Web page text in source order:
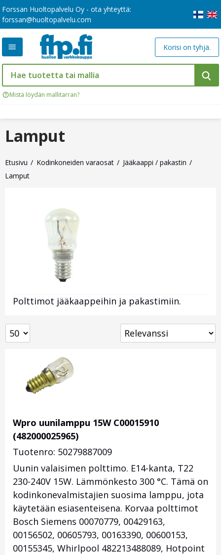
Forssan Huoltopalvelu Oy - ota yhteyttä:
forssan@huoltopalvelu.com
Mistä löydän mallitarran?
Korisi on tyhjä.
Etusivu Kodinkoneiden varaosat
Jääkaappi / pakastin
Lamput
Lamput
Polttimot jääkaappeihin ja pakastimiin.
Wpro uunilamppu 15W C00015910
(482000025965)
Tuotenro: 50279887009
Uunin valaisimen polttimo. E14-kanta, T22
230-240V 15W. Lämmönkesto 300 °C. Tämä on
kodinkonevalmistajien suosima lamppu, jota
käytetään esiasenteisena. Korvaa polttimot
Bosch Siemens 00070779, 00429163,
00156502, 00605793, 00163390, 00600153,
00155345, Whirlpool 482213488089, Hotpoint